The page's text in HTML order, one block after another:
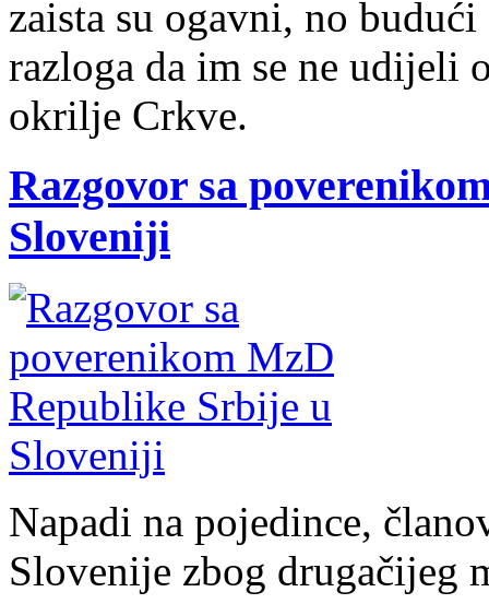
zaista su ogavni, no budući
razloga da im se ne udijeli
okrilje Crkve.
Razgovor sa
Sloveniji
Napadi na pojedince,
Slovenije zbog drugačijeg